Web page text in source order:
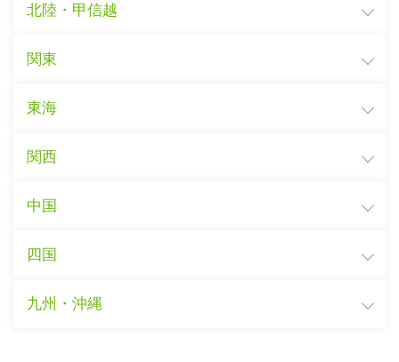
北陸・甲信越
関東
東海
関西
中国
四国
九州・沖縄